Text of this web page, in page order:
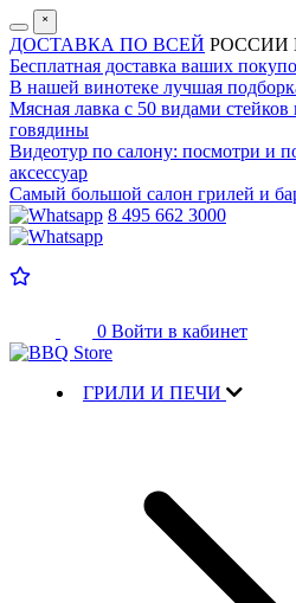
˟
ДОСТАВКА ПО ВСЕЙ РОССИИ
Бесплатная доставка ваших
В нашей винотеке лучшая
Мясная лавка с 50 видами стейков
говядины
Видеотур по салону: посмотри и
аксессуар
Самый большой салон грилей и
8 495 662 3000
0 Войти в кабинет
ГРИЛИ И ПЕЧИ